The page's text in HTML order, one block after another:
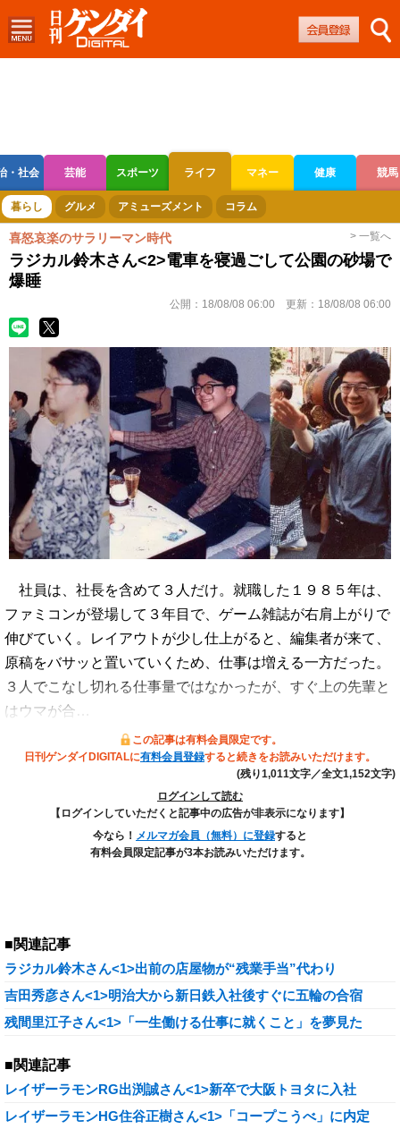
・社会 芸能 スポーツ ライフ マネー 健康 競馬
ボートレース 競輪 オートレース
暮らし グルメ アミューズメント コラム
喜怒哀楽のサラリーマン時代 > 一覧へ
ラジカル鈴木さん<2>電車を寝過ごして公園の砂場で
爆睡
公開： 18/08/08 06:00 更新： 18/08/08 06:00
社員は、社長を含めて３人だけ。就職した１９８５年は、
ファミコンが登場して３年目で、ゲーム雑誌が右肩上がりで
伸びていく。レイアウトが少し仕上がると、編集者が来て、
原稿をバサッと置いていくため、仕事は増える一方だった。
３人でこなし切れる仕事量ではなかったが、すぐ上の先輩と
はウマが合…
この記事は有料会員限定です。
日刊ゲンダイDIGITALに有料会員登録すると続きをお読みいただけます。
(残り1,011文字／全文1,152文字)
ログインして読む
【ログインしていただくと記事中の広告が非表示になります】
今なら！ メルマガ会員（無料）に登録すると
有料会員限定記事が3本お読みいただけます。
■関連記事
ラジカル鈴木さん<1>出前の店屋物が“残業手当”代わり
吉田秀彦さん<1>明治大から新日鉄入社後すぐに五輪の合宿
残間里江子さん<1>「一生働ける仕事に就くこと」を夢見た
■関連記事
レイザーラモンRG出渕誠さん<1>新卒で大阪トヨタに入社
レイザーラモンHG住谷正樹さん<1>「コープこうべ」に内定